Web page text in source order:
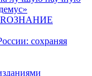
сохраняя